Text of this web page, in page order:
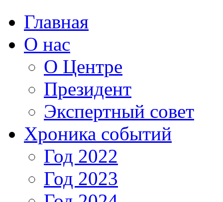
Главная
О нас
О Центре
Президент
Экспертный совет
Хроника событий
Год 2022
Год 2023